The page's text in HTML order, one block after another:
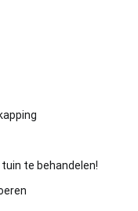
te behandelen!